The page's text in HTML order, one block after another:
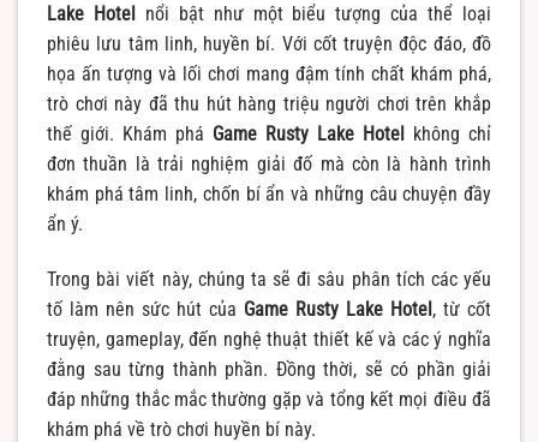
Lake Hotel nổi bật như một biểu tượng của thể loại
phiêu lưu tâm linh, huyền bí. Với cốt truyện độc đáo, đồ
họa ấn tượng và lối chơi mang đậm tính chất khám phá,
trò chơi này đã thu hút hàng triệu người chơi trên khắp
thế giới. Khám phá Game Rusty Lake Hotel không chỉ
đơn thuần là trải nghiệm giải đố mà còn là hành trình
khám phá tâm linh, chốn bí ẩn và những câu chuyện đầy
ẩn ý.
Trong bài viết này, chúng ta sẽ đi sâu phân tích các yếu
tố làm nên sức hút của Game Rusty Lake Hotel, từ cốt
truyện, gameplay, đến nghệ thuật thiết kế và các ý nghĩa
đằng sau từng thành phần. Đồng thời, sẽ có phần giải
đáp những thắc mắc thường gặp và tổng kết mọi điều đã
khám phá về trò chơi huyền bí này.